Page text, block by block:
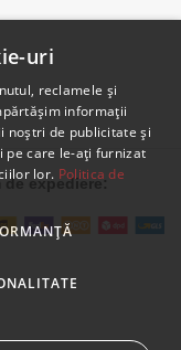
de expediere:
uri
reclamele și
informații
noștri de publicitate și
pe care le-ați furnizat
lor. Politica de